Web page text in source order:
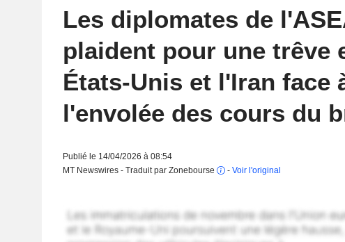
Les diplomates de
plaident pour une trêve
États-Unis et l'Iran face
l'envolée des cours du
Publié le 14/04/2026 à 08:54
MT Newswires - Traduit par Zonebourse
- Voir l'original